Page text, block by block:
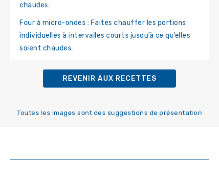
chaudes.
Four à micro-ondes : Faites chauffer les portions
individuelles à intervalles courts jusqu’à ce qu’elles
soient chaudes.
REVENIR AUX RECETTES
Toutes les images sont des suggestions de présentation